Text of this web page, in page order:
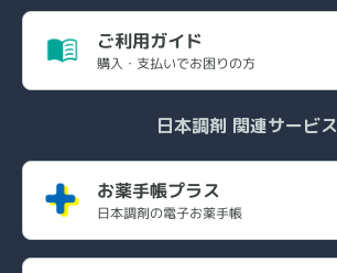
ご利用ガイド
購入・支払いでお困りの方
日本調剤 関連サービス
お薬手帳プラス
日本調剤の電子お薬手帳